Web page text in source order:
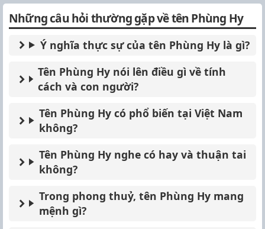
Những câu hỏi thường gặp về tên Phùng Hy
Ý nghĩa thực sự của tên Phùng Hy là gì?
Tên Phùng Hy nói lên điều gì về tính
cách và con người?
Tên Phùng Hy có phổ biến tại Việt Nam
không?
Tên Phùng Hy nghe có hay và thuận tai
không?
Trong phong thuỷ, tên Phùng Hy mang
mệnh gì?